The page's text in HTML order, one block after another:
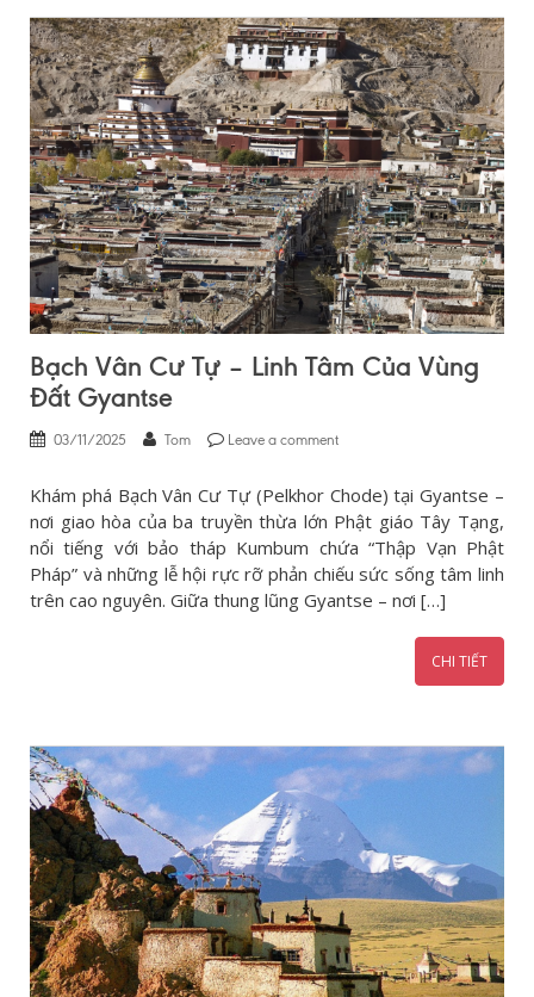
Bạch Vân Cư Tự – Linh Tâm Của Vùng
Đất Gyantse
03/11/2025 Tom Leave a comment
Khám phá Bạch Vân Cư Tự (Pelkhor Chode) tại Gyantse –
nơi giao hòa của ba truyền thừa lớn Phật giáo Tây Tạng,
nổi tiếng với bảo tháp Kumbum chứa “Thập Vạn Phật
Pháp” và những lễ hội rực rỡ phản chiếu sức sống tâm linh
trên cao nguyên. Giữa thung lũng Gyantse – nơi […]
CHI TIẾT